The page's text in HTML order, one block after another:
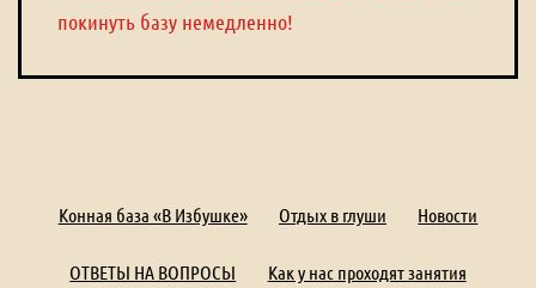
покинуть базу немедленно!
Конная база «В Избушке» Отдых в глуши Новости
ОТВЕТЫ НА ВОПРОСЫ Как у нас проходят занятия